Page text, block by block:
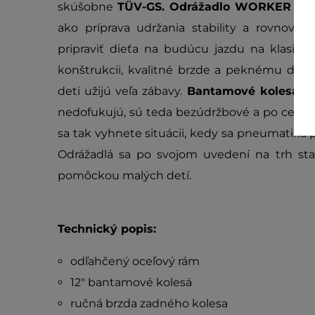
skúšobneTÜV-GS. Odrážadlo WORKER
ako príprava udržania stability a
pripraviť dieťa na budúcu jazdu na
konštrukcii, kvalitné brzde a peknému
deti užijú veľa zábavy.Bantamové kolesá
nedofukujú, sú teda bezúdržbové a po celú
sa tak vyhnete situácii, kedy sa pneumatika
Odrážadlá sa po svojom uvedení na trh
pomôckou malých detí.
Technický popis:
odľahčený oceľový rám
12" bantamové kolesá
ručná brzda zadného kolesa